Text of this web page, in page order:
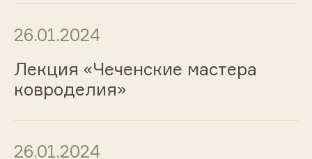
26.01.2024
Лекция «Чеченские мастера
ковроделия»
26.01.2024